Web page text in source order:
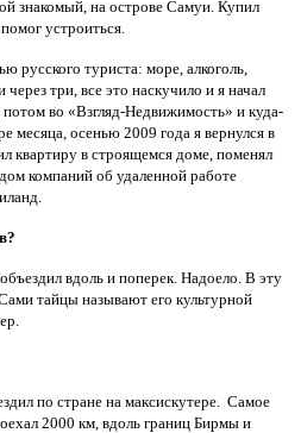
знакомый, на острове Самуи. Купил
устроиться.
русского туриста: море, алкоголь,
три, все это наскучило и я начал
во «Взгляд-Недвижимость» и куда-
месяца, осенью 2009 года я вернулся в
квартиру в строящемся доме, поменял
компаний об удаленной работе
вдоль и поперек. Надоело. В эту
тайцы называют его культурной
по стране на максискутере. Самое
2000 км, вдоль границ Бирмы и